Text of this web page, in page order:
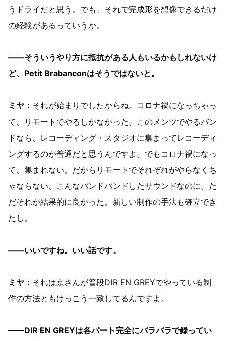
うドライだと思う。でも、それで完成形を想像できるだけ
の経験があるっていうか。
——そういうやり方に抵抗がある人もいるかもしれないけ
ど、Petit Brabanconはそうではないと。
ミヤ： それが始まりでしたからね。コロナ禍になっちゃっ
て、リモートでやるしかなかった。このメンツでやるバン
ドなら、レコーディング・スタジオに集まってレコーディ
ングするのが普通だと思うんですよ。でもコロナ禍になっ
て、集まれない。だからリモートでそれぞれがやらなくち
ゃならない、こんなバンドバンドしたサウンドなのに。た
だそれが結果的に良かった。新しい制作の手法も確立でき
たし。
——いいですね。いい話です。
ミヤ： それは京さんが普段DIR EN GREYでやっている制
作の方法ともけっこう一致してるんですよ。
——DIR EN GREYは各パート完全にバラバラで録ってい